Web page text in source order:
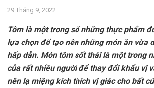
29 Tháng 9, 2022
Tôm là một trong số những thực phẩm
lựa chọn để tạo nên những món ăn vừa
hấp dẫn. Món tôm sốt thái là một trong
của rất nhiều người để thay đổi khẩu vị
nên lạ miệng kích thích vị giác cho bất